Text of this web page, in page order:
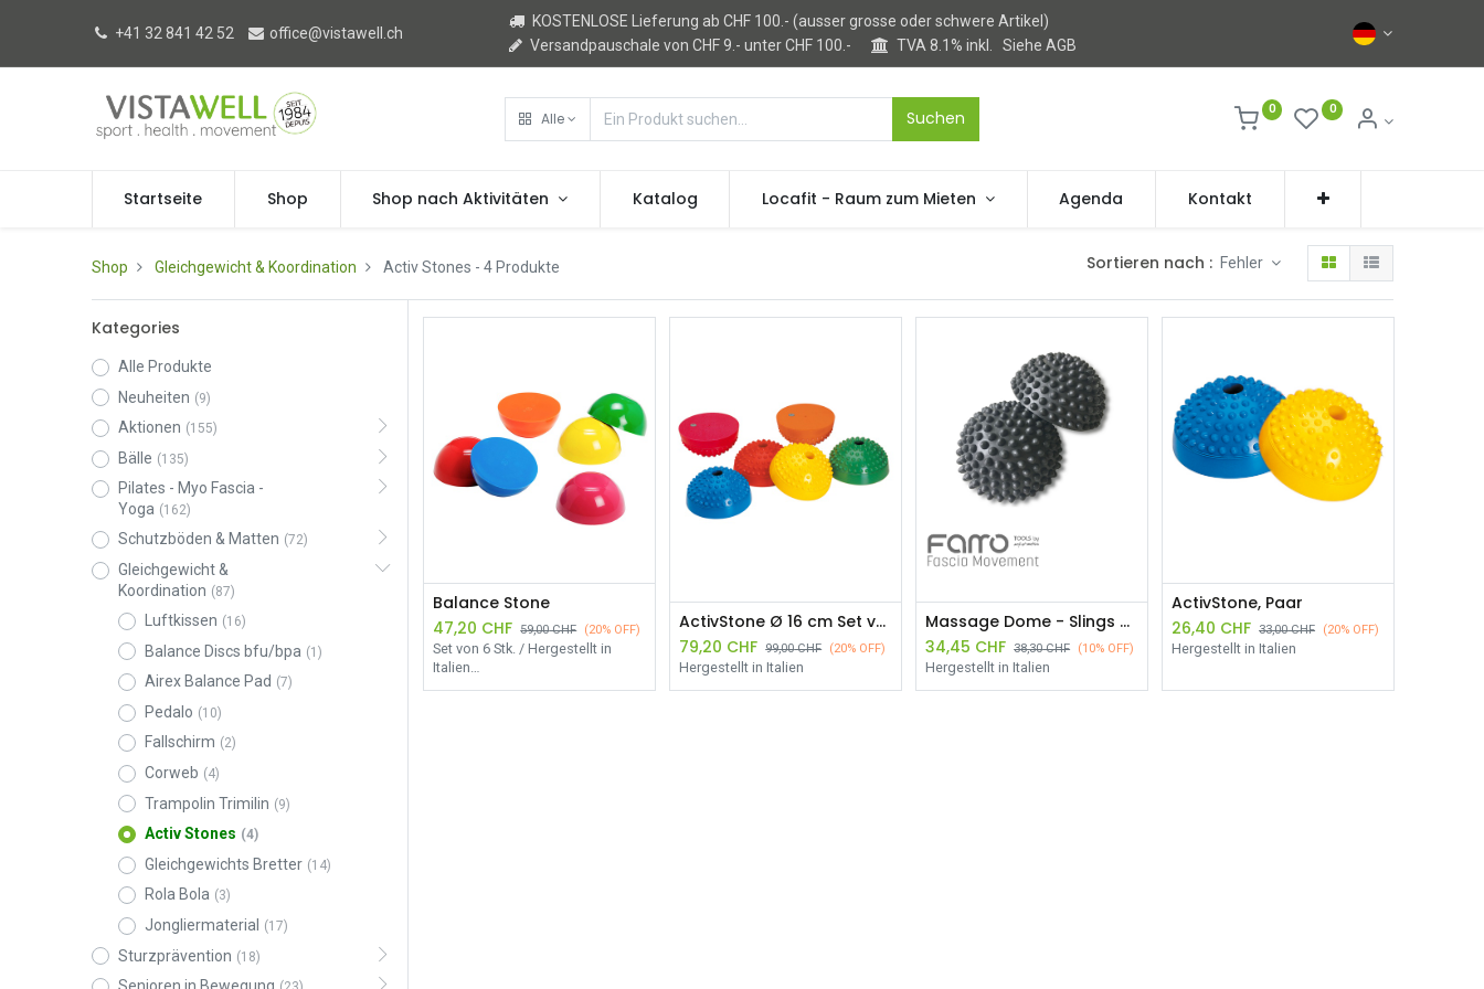
+41 32 841 42 52 office@vistawell.ch
KOSTENLOSE Lieferung ab CHF 100.- (ausser grosse oder schwere Artikel)
Versandpauschale von CHF 9.- unter CHF 100.-
TVA 8.1% inkl.Siehe AGB
Alle Suchen 0 0
Startseite Shop Shop nach Aktivitäten Katalog Locafit - Raum zum Mieten Agenda Kontakt
Shop Gleichgewicht & Koordination Activ Stones - 4 Produkte Sortieren nach : Fehler
Kategories
Alle Produkte
Neuheiten (9)
Aktionen (155)
Bälle (135)
Pilates - Myo Fascia -
Yoga (162)
Schutzböden & Matten (72)
Gleichgewicht &
Koordination (87)
Luftkissen (16)
Balance Discs bfu/bpa (1)
Airex Balance Pad (7)
Pedalo (10)
Fallschirm (2)
Corweb (4)
Trampolin Trimilin (9)
Activ Stones (4)
Gleichgewichts Bretter (14)
Rola Bola (3)
Jongliermaterial (17)
Sturzprävention (18)
Balance Stone
47,20 CHF 59,00CHF (20% OFF)
Set von 6 Stk. / Hergestellt in
Italien
ActivStone Ø 16 cm Set von 6 Stk.
79,20 CHF 99,00CHF (20% OFF)
Hergestellt in Italien
Massage Dome - Slings Myofascial Training® pro Paar
34,45 CHF 38,30CHF (10% OFF)
Hergestellt in Italien
ActivStone, Paar
26,40 CHF 33,00CHF (20% OFF)
Hergestellt in Italien